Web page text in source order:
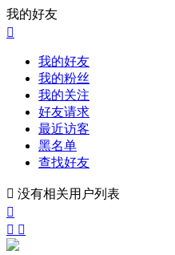
我的好友

我的好友
我的粉丝
我的关注
好友请求
最近访客
黑名单
查找好友
 没有相关用户列表

 